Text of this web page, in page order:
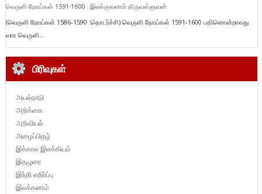
வெருளி நோய்கள் 1591-1600 : இலக்குவனார் திருவள்ளுவன்
(வெருளி நோய்கள் 1586-1590 :தொடர்ச்சி) வெருளி நோய்கள் 1591-1600 பதினொன்றாவது
வார வெருளி...
பிரிவுகள்
அயல்நாடு
அறிக்கை
அறிவியல்
அழைப்பிதழ்
இக்கால இலக்கியம்
இதழுரை
இந்தி எதிர்ப்பு
இலக்கணம்